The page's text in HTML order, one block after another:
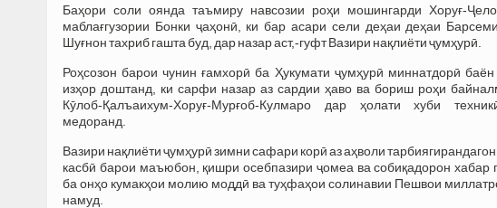
Баҳори соли оянда таъмиру навсозии роҳи мошингарди Хоруғ-
маблағгузории Бонки ҷаҳонӣ, ки бар асари сели деҳаи деҳаи
Шуғнон тахриб гашта буд, дар назар аст,-гуфт Вазири нақлиёти ҷумҳурӣ.
Роҳсозон барои чунин ғамхорӣ ба Ҳукумати ҷумҳурӣ миннатдорӣ баён
изҳор доштанд, ки сарфи назар аз сардии ҳаво ва бориш роҳи
Кӯлоб-Қалъаихум-Хоруғ-Мурғоб-Кулмаро дар ҳолати хуби
медоранд.
Вазири нақлиёти ҷумҳурӣ зимни сафари корӣ аз аҳволи
касбӣ барои маъюбон, қишри осебпазири ҷомеа ва собиқадорон хабар
ба онҳо кумакҳои молию моддӣ ва туҳфаҳои солинавии Пешвои
намуд.